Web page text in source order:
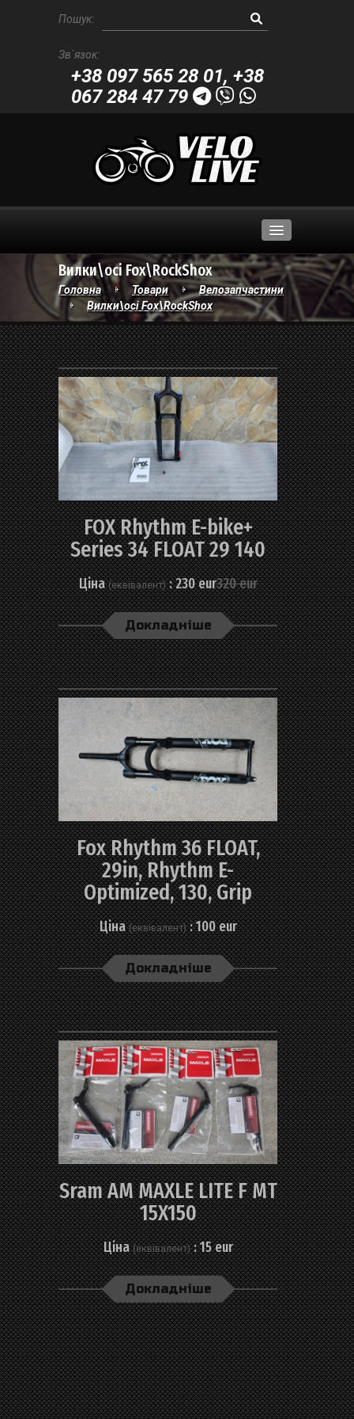
Пошук:
Зв`язок:
+38 097 565 28 01, +38
067 284 47 79
Велосипеди
Велозапчастини
Навігатори, фляги, тримачі
Велоформа, окуляри
Вилки\осі Fox\RockShox
Головна Товари
Велозапчастини
Вилки\осі Fox\RockShox
FOX Rhythm E-bike+
Series 34 FLOAT 29 140
Ціна(еквівалент): 230 eur320 eur
Докладніше
Fox Rhythm 36 FLOAT,
29in, Rhythm E-
Optimized, 130, Grip
Ціна(еквівалент): 100 eur
Докладніше
Sram AM MAXLE LITE F MT
15X150
Ціна(еквівалент): 15 eur
Докладніше